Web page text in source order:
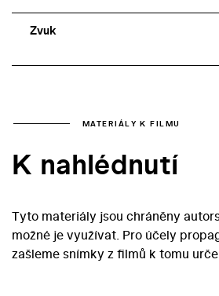
Zvuk
MATERIÁLY K FILMU
K nahlédnutí
Tyto materiály jsou chráněny
možné je využívat. Pro účely
zašleme snímky z filmů k tomu